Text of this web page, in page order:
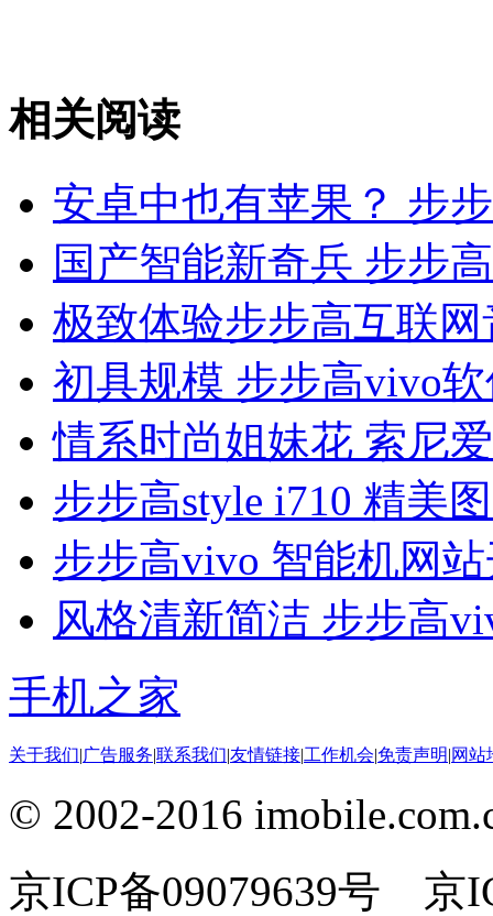
相关阅读
安卓中也有苹果？ 步
国产智能新奇兵 步步
极致体验步步高互联
初具规模 步步高vivo
情系时尚姐妹花 索尼
步步高style i710 精美
步步高vivo 智能机网
风格清新简洁 步步高
手机之家
关于我们|广告服务|联系我们|友情链接|工作机会|免责声明|网站
© 2002-2016
京ICP备09079639号 京